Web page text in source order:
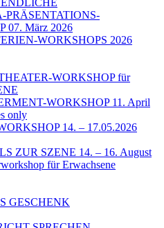
PRÄSENTATIONS-
07. März 2026
WORKSHOPS 2026
WORKSHOP für
WORKSHOP 11. April
only
14. – 17.05.2026
ZUR SZENE 14. – 16. August
für Erwachsene
GESCHENK